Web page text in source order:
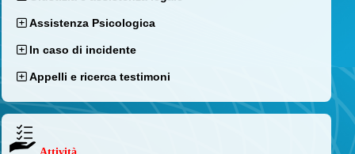
Assistenza Psicologica
In caso di incidente
Appelli e ricerca testimoni